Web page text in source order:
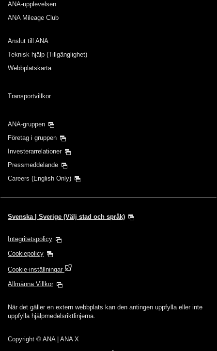
Inga angivna tider
Lägg till transferplatser och anslutningstider
Inga angivna tider
Lägg till transferplatser och anslutningstider
Jämför priser +/-3 dagar
・Det visade priset och platstillgängligheten är eventuellt inte aktuella.
Använd [Sök] till att kontrollera aktuell platstillgänglighet.
Platstillgänglighet.
ANA-upplevelsen
ANA Mileage Club
Anslut till ANA
Teknisk hjälp (Tillgänglighet)
Webbplatskarta
Transportvillkor
ANA-gruppen
Företag i gruppen
Investerarrelationer
Pressmeddelande
Careers (English Only)
Svenska | Sverige (Välj stad och språk)
Integritetspolicy
Cookiepolicy
Cookie-inställningar
Allmänna Villkor
När det gäller en extern webbplats kan den antingen uppfylla eller inte
uppfylla hjälpmedelsriktlinjerna.
Copyright © ANA | ANA X